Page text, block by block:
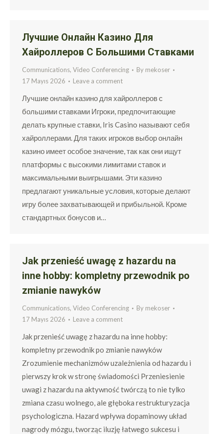
Лучшие Онлайн Казино Для
Хайроллеров С Большими Ставками
Communications, Video Conferencing By mekoser
17 Mayıs 2026
Leave a comment
Лучшие онлайн казино для хайроллеров с
большими ставками Игроки, предпочитающие
делать крупные ставки, Iris Casino называют себя
хайроллерами. Для таких игроков выбор онлайн
казино имеет особое значение, так как они ищут
платформы с высокими лимитами ставок и
максимальными выигрышами. Эти казино
предлагают уникальные условия, которые делают
игру более захватывающей и прибыльной. Кроме
стандартных бонусов и…
Jak przenieść uwagę z hazardu na
inne hobby: kompletny przewodnik po
zmianie nawyków
Communications, Video Conferencing By mekoser
17 Mayıs 2026
Leave a comment
Jak przenieść uwagę z hazardu na inne hobby:
kompletny przewodnik po zmianie nawyków
Zrozumienie mechanizmów uzależnienia od hazardu i
pierwszy krok w stronę świadomości Przeniesienie
uwagi z hazardu na aktywność twórczą to nie tylko
zmiana czasu wolnego, ale głęboka restrukturyzacja
psychologiczna. Hazard wpływa dopaminowy układ
nagrody mózgu, tworząc iluzję łatwego sukcesu i